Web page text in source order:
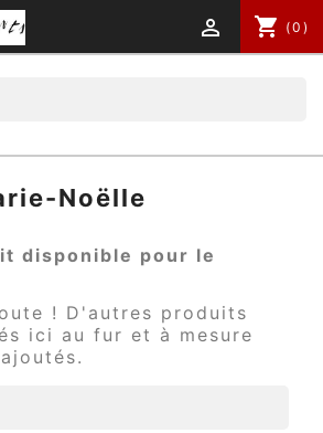
shopping_cart (0)

Noëlle
disponible pour le
! D'autres produits
ici au fur et à mesure